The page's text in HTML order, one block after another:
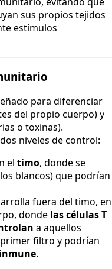
sus propios tejidos
estímulos
para diferenciar
del propio cuerpo) y
o toxinas).
niveles de control:
el timo, donde se
blancos) que podrían
fuera del timo, en
donde las células T
a aquellos
filtro y podrían
.